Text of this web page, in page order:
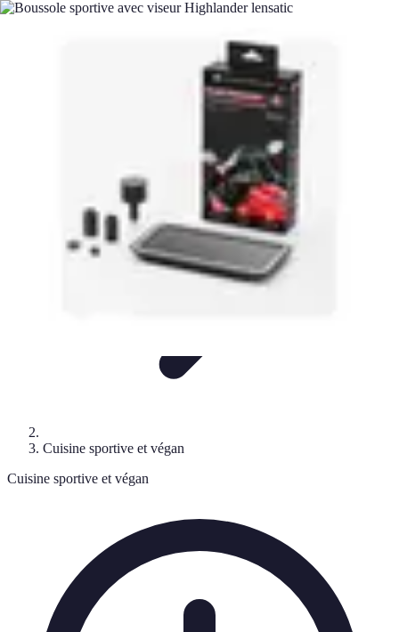
Vegan Power Kitchen
Cuisine sportive et végan
Cuisine sportive et végan